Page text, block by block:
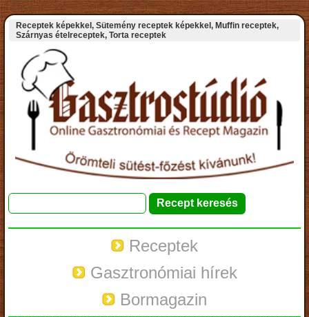
Receptek képekkel, Sütemény receptek képekkel, Muffin receptek,
Szárnyas ételreceptek, Torta receptek
Receptek
Gasztronómiai hírek
Bormagazin